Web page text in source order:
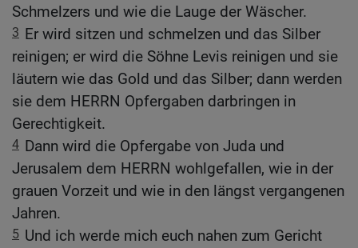
Schmelzers und wie die Lauge der Wäscher.
3 Er wird sitzen und schmelzen und das Silber
reinigen; er wird die Söhne Levis reinigen und sie
läutern wie das Gold und das Silber; dann werden
sie dem HERRN Opfergaben darbringen in
Gerechtigkeit.
4 Dann wird die Opfergabe von Juda und
Jerusalem dem HERRN wohlgefallen, wie in der
grauen Vorzeit und wie in den längst vergangenen
Jahren.
5 Und ich werde mich euch nahen zum Gericht